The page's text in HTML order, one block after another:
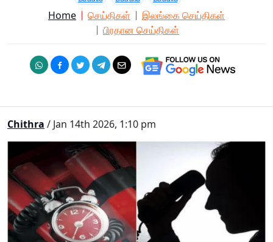
Home செய்திகள்
இலங்கை செய்திகள்
பிரதான செய்திகள்
Chithra / Jan 14th 2026, 1:10 pm